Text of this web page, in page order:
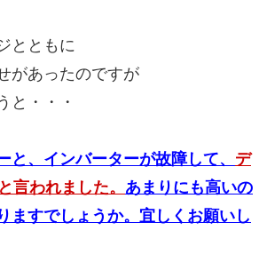
とともに
があったのですが
と・・・
と、インバーターが故障して、 デ
言われました。 あまりにも高いの
ますでしょうか。宜しくお願いし